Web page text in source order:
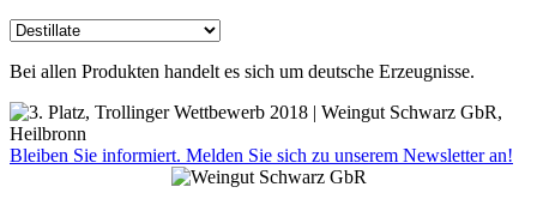
Bei allen Produkten handelt es sich um deutsche Erzeugnisse.
Bleiben Sie informiert. Melden Sie sich zu unserem Newsletter an!